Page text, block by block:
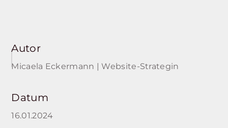
Autor
Micaela Eckermann | Website-Strategin
Datum
16.01.2024